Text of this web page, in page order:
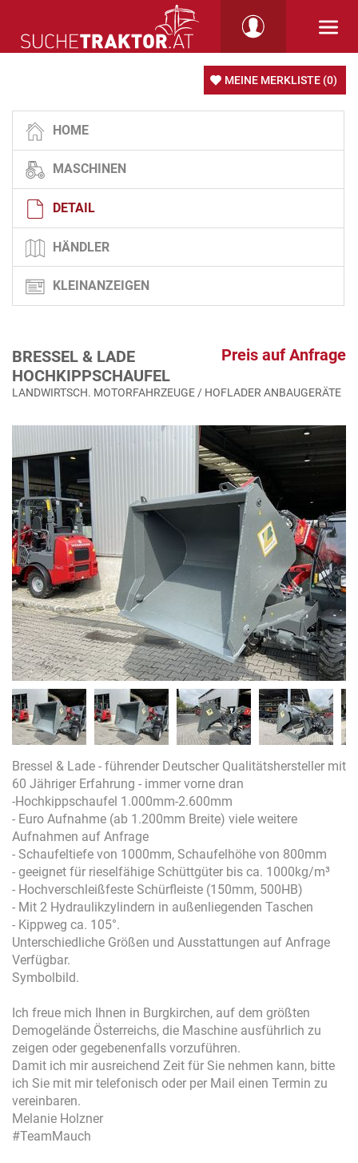
MEINE MERKLISTE (0)
HOME
MASCHINEN
DETAIL
HÄNDLER
KLEINANZEIGEN
BRESSEL & LADE
HOCHKIPPSCHAUFEL
Preis auf Anfrage
LANDWIRTSCH. MOTORFAHRZEUGE / HOFLADER ANBAUGERÄTE
Bressel & Lade - führender Deutscher Qualitätshersteller mit
60 Jähriger Erfahrung - immer vorne dran
-Hochkippschaufel 1.000mm-2.600mm
- Euro Aufnahme (ab 1.200mm Breite) viele weitere
Aufnahmen auf Anfrage
- Schaufeltiefe von 1000mm, Schaufelhöhe von 800mm
- geeignet für rieselfähige Schüttgüter bis ca. 1000kg/m³
- Hochverschleißfeste Schürfleiste (150mm, 500HB)
- Mit 2 Hydraulikzylindern in außenliegenden Taschen
- Kippweg ca. 105°.
Unterschiedliche Größen und Ausstattungen auf Anfrage
Verfügbar.
Symbolbild.
Ich freue mich Ihnen in Burgkirchen, auf dem größten
Demogelände Österreichs, die Maschine ausführlich zu
zeigen oder gegebenenfalls vorzuführen.
Damit ich mir ausreichend Zeit für Sie nehmen kann, bitte
ich Sie mit mir telefonisch oder per Mail einen Termin zu
vereinbaren.
Melanie Holzner
#TeamMauch